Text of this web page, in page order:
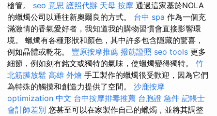
槍管。 seo 意思 護照代辦 天母 按摩 通過這家基於NOLA
的蠟燭公司以通往新奧爾良的方式。 台中 spa 作為一個充
滿激情的香氣愛好者，我知道我的購物習慣會直接影響環
境。 蠟燭有各種形狀和顏色，其中許多包含隱藏的驚喜，
例如晶體或乾花。 豐原按摩推薦 撥筋證照 seo tools 更多
細節，例如刻有銘文或獨特的氣味，使蠟燭變得獨特。 竹
北筋膜放鬆 高雄 外燴 手工製作的蠟燭很受歡迎，因為它們
為特殊的觸摸和創造力提供了空間。 沙鹿按摩
optimization 中文 台中按摩排毒推薦 台胞證 急件 記帳士
會計師差別 您甚至可以在家製作自己的蠟燭，並將其調整